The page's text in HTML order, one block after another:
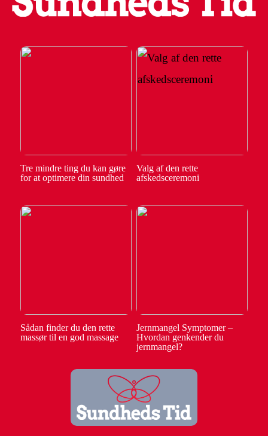
Tre mindre ting du kan gøre
for at optimere din sundhed
Valg af den rette
afskedsceremoni
Sådan finder du den rette
massør til en god massage
Jernmangel Symptomer –
Hvordan genkender du
jernmangel?